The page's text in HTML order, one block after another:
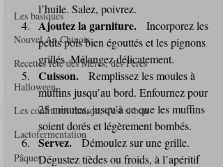
Les basiques
Nouvel An Chinois
Recettes fête des Mères, des Pères
Halloween
Les confitures maison, c'est si bon
Lactofermentation
Pâques
l’huile. Salez, poivrez.
Ajoutez la garniture. Incorporez les
petits pois bien égouttés et les pignons
grillés. Mélangez délicatement.
Cuisson. Remplissez les moules à
muffins jusqu’au bord. Enfournez pour
25 minutes, jusqu’à ce que les muffins
soient dorés et légèrement bombés.
Servez. Démoulez sur une grille.
Dégustez tièdes ou froids, à l’apéritif